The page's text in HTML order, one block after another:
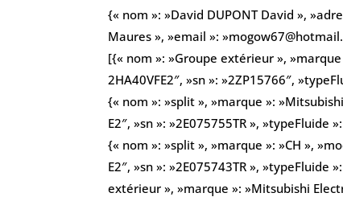
{« nom »: »David DUPONT David »,
Maures », »email »:
[{« nom »: »Groupe extérieur »,
2HA40VFE2″, »sn »: »2ZP15766″,
{« nom »: »split », »marque »:
E2″, »sn »: »2E075755TR », »typeFluide
{« nom »: »split », »marque »: »CH »,
E2″, »sn »: »2E075743TR », »typeFluide
extérieur », »marque »: »Mitsubishi